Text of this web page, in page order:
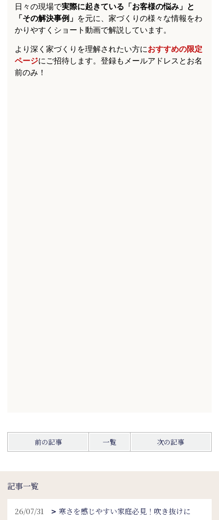
日々の現場で実際に起きている「お客様の悩み」と
「その解決事例」 を元に、家づくりの様々な情報をわ
かりやすくショート動画で解説しています。
より深く家づくりを理解されたい方におすすめの限定
ページにご招待します。登録もメールアドレスとお名
前のみ！
前の記事 一覧 次の記事
記事一覧
26/07/31
寒さを感じやすい家庭必見！吹き抜けに